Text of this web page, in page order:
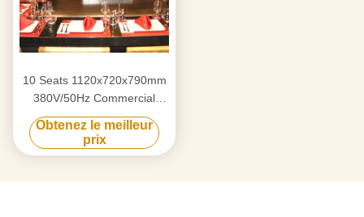
10 Seats 1120x720x790mm
380V/50Hz Commercial
Teppanyaki Grill Table with
Stainless Steel 304
Construction
Obtenez le meilleur
prix